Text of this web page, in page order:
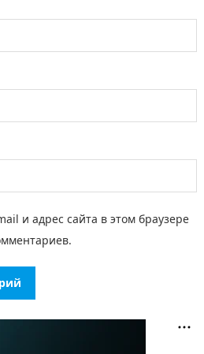
и адрес сайта в этом браузере